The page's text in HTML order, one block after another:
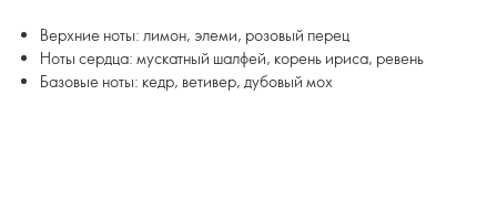
Верхние ноты: лимон, элеми, розовый перец
Ноты сердца: мускатный шалфей, корень ириса, ревень
Базовые ноты: кедр, ветивер, дубовый мох